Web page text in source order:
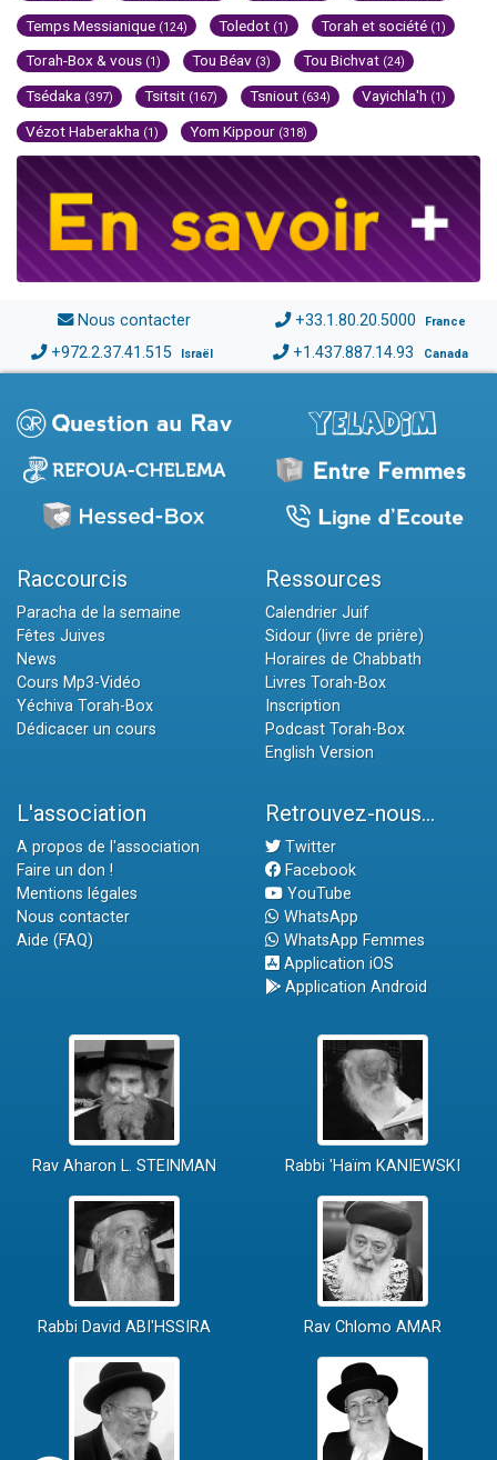
Temps Messianique (124) Toledot (1) Torah et société (1)
Torah-Box & vous (1) Tou Béav (3) Tou Bichvat (24)
Tsédaka (397) Tsitsit (167) Tsniout (634) Vayichla'h (1)
Vézot Haberakha (1) Yom Kippour (318)
Nous contacter +33.1.80.20.5000 France
+972.2.37.41.515 Israël +1.437.887.14.93 Canada
Raccourcis
Paracha de la semaine
Fêtes Juives
News
Cours Mp3-Vidéo
Yéchiva Torah-Box
Dédicacer un cours
Ressources
Calendrier Juif
Sidour (livre de prière)
Horaires de Chabbath
Livres Torah-Box
Inscription
Podcast Torah-Box
English Version
L'association
A propos de l'association
Faire un don !
Mentions légales
Nous contacter
Aide (FAQ)
Retrouvez-nous...
Twitter
Facebook
YouTube
WhatsApp
WhatsApp Femmes
Application iOS
Application Android
Rav Aharon L. STEINMAN Rabbi 'Haïm KANIEWSKI
Rabbi David ABI'HSSIRA Rav Chlomo AMAR